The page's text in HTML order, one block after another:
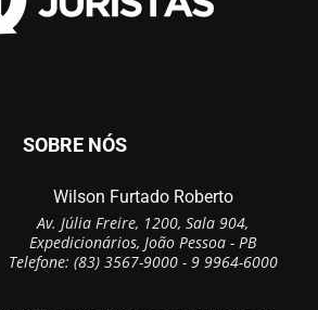
SOBRE NÓS
Wilson Furtado Roberto
Av. Júlia Freire, 1200, Sala 904,
Expedicionários, João Pessoa - PB
Telefone: (83) 3567-9000 - 9 9964-6000